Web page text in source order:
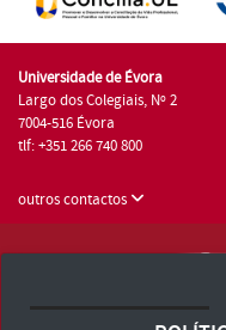
Universidade de Évora
Largo dos Colegiais, Nº 2
7004-516 Évora
tlf: +351 266 740 800
outros contactos
Consulte os Termos